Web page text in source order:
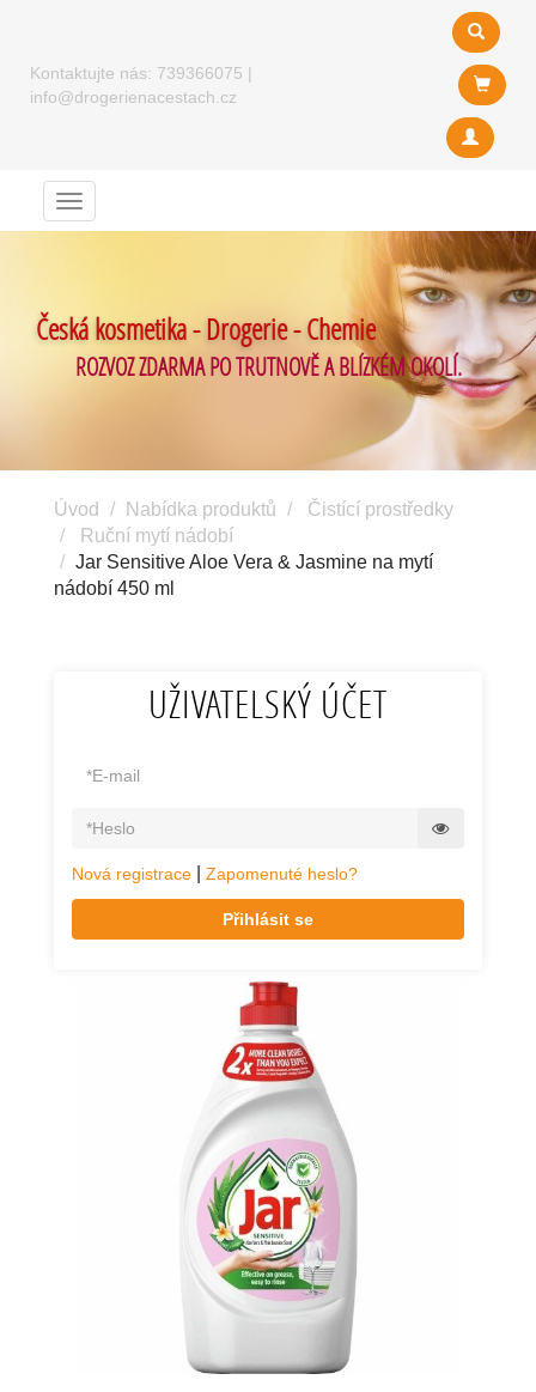
Kontaktujte nás: 739366075 |
info@drogerienacestach.cz
Menu
Česká kosmetika - Drogerie - Chemie
ROZVOZ ZDARMA PO TRUTNOVĚ A BLÍZKÉM OKOLÍ.
Úvod Nabídka produktů
Čistící prostředky
Ruční mytí nádobí
Jar Sensitive Aloe Vera & Jasmine na mytí
nádobí 450 ml
UŽIVATELSKÝ ÚČET
Nová registrace Zapomenuté heslo?
Přihlásit se